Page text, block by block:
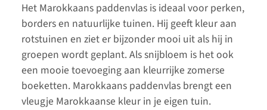
Het Marokkaans paddenvlas is ideaal voor perken,
borders en natuurlijke tuinen. Hij geeft kleur aan
rotstuinen en ziet er bijzonder mooi uit als hij in
groepen wordt geplant. Als snijbloem is het ook
een mooie toevoeging aan kleurrijke zomerse
boeketten. Marokkaans paddenvlas brengt een
vleugje Marokkaanse kleur in je eigen tuin.